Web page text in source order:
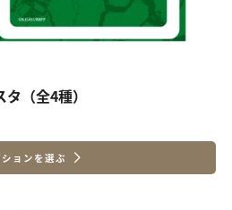
（全4種）
ョンを選ぶ